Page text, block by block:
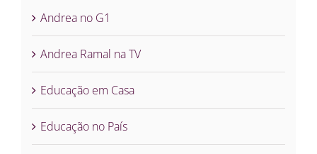
Andrea no G1
Andrea Ramal na TV
Educação em Casa
Educação no País